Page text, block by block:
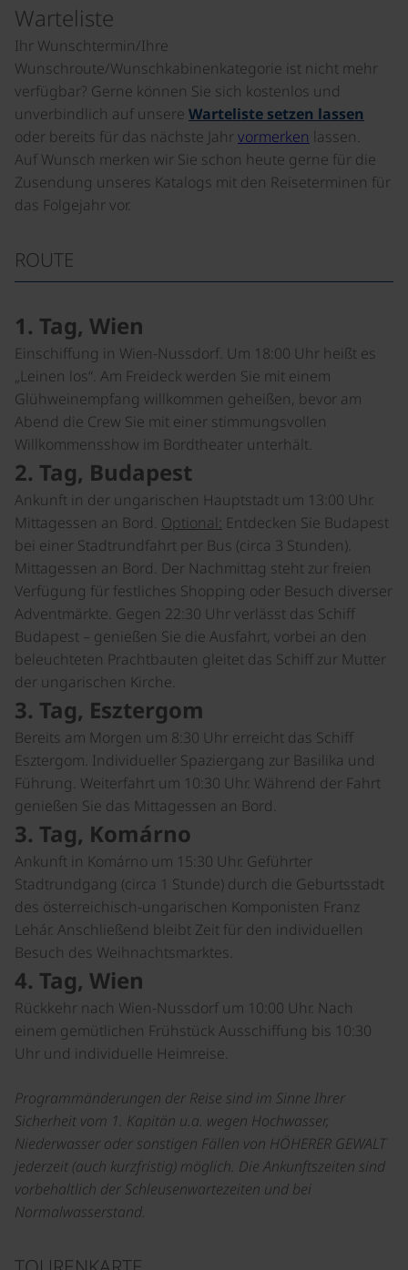
Warteliste
Ihr Wunschtermin/Ihre
Wunschroute/Wunschkabinenkategorie ist nicht mehr
verfügbar? Gerne können Sie sich kostenlos und
unverbindlich auf unsere Warteliste setzen lassen
oder bereits für das nächste Jahr vormerken lassen.
Auf Wunsch merken wir Sie schon heute gerne für die
Zusendung unseres Katalogs mit den Reiseterminen für
das Folgejahr vor.
ROUTE
1. Tag, Wien
Einschiffung in Wien-Nussdorf. Um 18:00 Uhr heißt es
„Leinen los“. Am Freideck werden Sie mit einem
Glühweinempfang willkommen geheißen, bevor am
Abend die Crew Sie mit einer stimmungsvollen
Willkommensshow im Bordtheater unterhält.
2. Tag, Budapest
Ankunft in der ungarischen Hauptstadt um 13:00 Uhr.
Mittagessen an Bord. Optional: Entdecken Sie Budapest
bei einer Stadtrundfahrt per Bus (circa 3 Stunden).
Mittagessen an Bord. Der Nachmittag steht zur freien
Verfügung für festliches Shopping oder Besuch diverser
Adventmärkte. Gegen 22:30 Uhr verlässt das Schiff
Budapest – genießen Sie die Ausfahrt, vorbei an den
beleuchteten Prachtbauten gleitet das Schiff zur Mutter
der ungarischen Kirche.
3. Tag, Esztergom
Bereits am Morgen um 8:30 Uhr erreicht das Schiff
Esztergom. Individueller Spaziergang zur Basilika und
Führung. Weiterfahrt um 10:30 Uhr. Während der Fahrt
genießen Sie das Mittagessen an Bord.
3. Tag, Komárno
Ankunft in Komárno um 15:30 Uhr. Geführter
Stadtrundgang (circa 1 Stunde) durch die Geburtsstadt
des österreichisch-ungarischen Komponisten Franz
Lehár. Anschließend bleibt Zeit für den individuellen
Besuch des Weihnachtsmarktes.
4. Tag, Wien
Rückkehr nach Wien-Nussdorf um 10:00 Uhr. Nach
einem gemütlichen Frühstück Ausschiffung bis 10:30
Uhr und individuelle Heimreise.
Programmänderungen der Reise sind im Sinne Ihrer
Sicherheit vom 1. Kapitän u.a. wegen Hochwasser,
Niederwasser oder sonstigen Fällen von HÖHERER GEWALT
jederzeit (auch kurzfristig) möglich. Die Ankunftszeiten sind
vorbehaltlich der Schleusenwartezeiten und bei
Normalwasserstand.